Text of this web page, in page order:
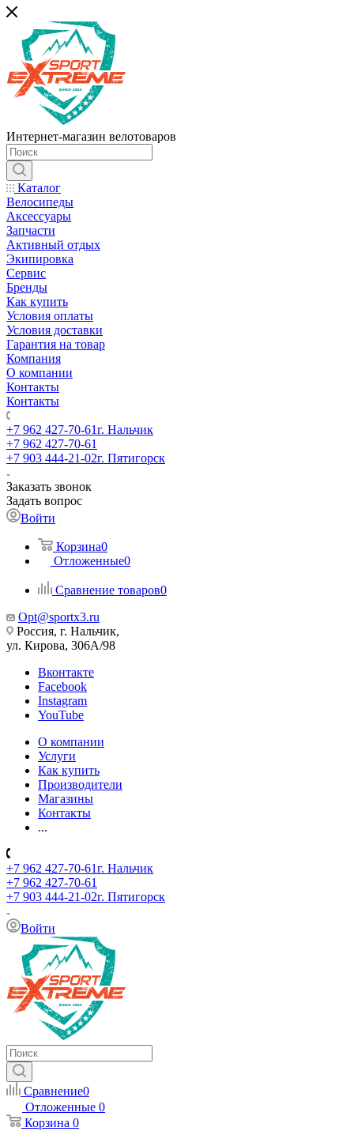
Интернет-магазин велотоваров
Каталог
Велосипеды
Аксессуары
Запчасти
Активный отдых
Экипировка
Сервис
Бренды
Как купить
Условия оплаты
Условия доставки
Гарантия на товар
Компания
О компании
Контакты
Контакты
+7 962 427-70-61г. Нальчик
+7 962 427-70-61
+7 903 444-21-02г. Пятигорск
Заказать звонок
Задать вопрос
Войти
Корзина0
Отложенные0
Сравнение товаров0
Opt@sportx3.ru
Россия, г. Нальчик,
ул. Кирова, 306А/98
Вконтакте
Facebook
Instagram
YouTube
О компании
Услуги
Как купить
Производители
Магазины
Контакты
...
+7 962 427-70-61г. Нальчик
+7 962 427-70-61
+7 903 444-21-02г. Пятигорск
Войти
Сравнение0
Отложенные 0
Корзина 0